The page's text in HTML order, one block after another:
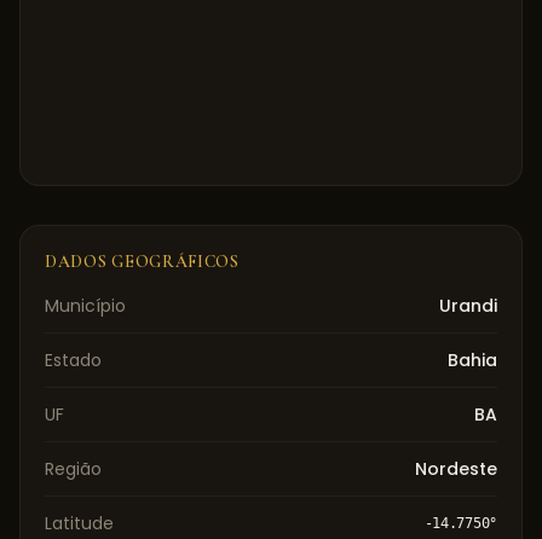
DADOS GEOGRÁFICOS
Município Urandi
Estado Bahia
UF BA
Região Nordeste
Latitude -14.7750°